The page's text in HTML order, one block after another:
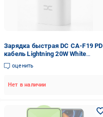
Зарядка быстрая DC CA-F19 PD
кабель Lightning 20W White
(34873)
оценить
Нет в наличии